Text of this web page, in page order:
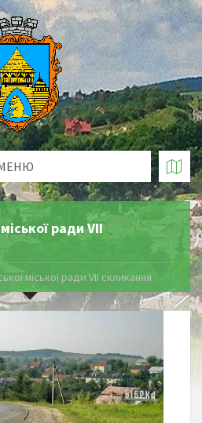
ради VІІ
міської ради VІІ скликання